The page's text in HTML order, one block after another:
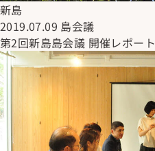
新島
2019.07.09 島会議
第2回新島島会議 開催レポート